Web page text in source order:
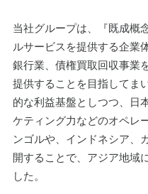
当社グループは、『既成概
ルサービスを提供する企業
銀行業、債権買取回収事業
提供することを目指してま
的な利益基盤としつつ、日
ケティング力などのオペレ
ンゴルや、インドネシア、
開することで、アジア地域
した。